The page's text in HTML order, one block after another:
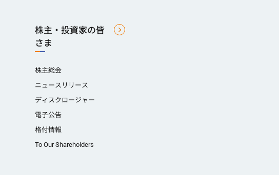
株主・投資家の皆
さま
株主総会
ニュースリリース
ディスクロージャー
電子公告
格付情報
To Our Shareholders